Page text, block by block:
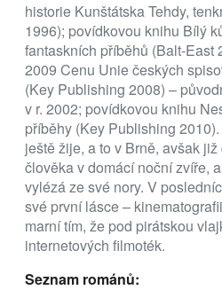
historie Kunštátska Tehdy,
1996); povídkovou knihu Bílý
fantaskních příběhů (Balt-East
2009 Cenu Unie českých
(Key Publishing 2008) –
v r. 2002; povídkovou knihu
příběhy (Key Publishing
ještě žije, a to v Brně, avšak
člověka v domácí noční zvíře,
vylézá ze své nory. V
své první lásce –
marní tím, že pod pirátskou
internetových filmoték.
Seznam románů: